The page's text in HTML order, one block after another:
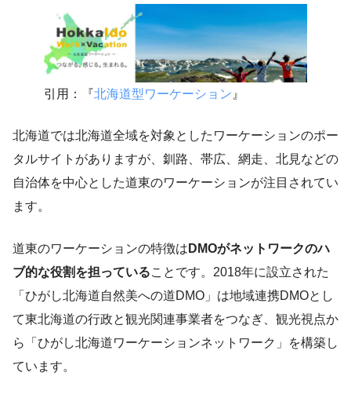
引用：『北海道型ワーケーション 』
北海道では北海道全域を対象としたワーケーションのポー
タルサイトがありますが、釧路、帯広、網走、北見などの
自治体を中心とした道東のワーケーションが注目されてい
ます。
道東のワーケーションの特徴は DMOがネットワークのハ
ブ的な役割を担っていることです。2018年に設立された
「ひがし北海道自然美への道DMO」は地域連携DMOとし
て東北海道の行政と観光関連事業者をつなぎ、観光視点か
ら「ひがし北海道ワーケーションネットワーク」を構築し
ています。